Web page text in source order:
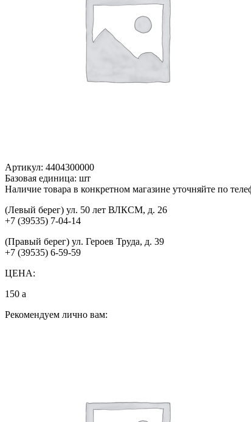
Артикул: 4404300000
Базовая единица: шт
Наличие товара в конкретном магазине уточняйте по
(Левый берег) ул. 50 лет ВЛКСМ, д. 26
+7 (39535) 7-04-14
(Правый берег) ул. Героев Труда, д. 39
+7 (39535) 6-59-59
ЦЕНА:
150 a
Рекомендуем лично вам: